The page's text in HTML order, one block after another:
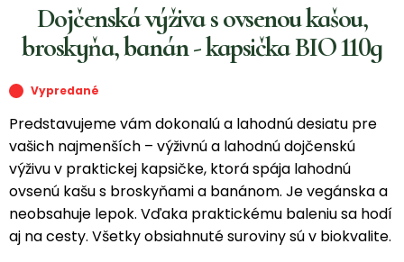
Dojčenská výživa s ovsenou kašou,
broskyňa, banán - kapsička BIO 110g
Vypredané
Predstavujeme vám dokonalú a lahodnú desiatu pre
vašich najmenších – výživnú a lahodnú dojčenskú
výživu v praktickej kapsičke, ktorá spája lahodnú
ovsenú kašu s broskyňami a banánom. Je vegánska a
neobsahuje lepok. Vďaka praktickému baleniu sa hodí
aj na cesty. Všetky obsiahnuté suroviny sú v biokvalite.